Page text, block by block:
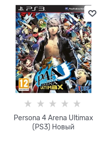
Persona 4 Arena Ultimax
(PS3) Новый